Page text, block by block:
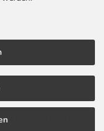
seit 2010